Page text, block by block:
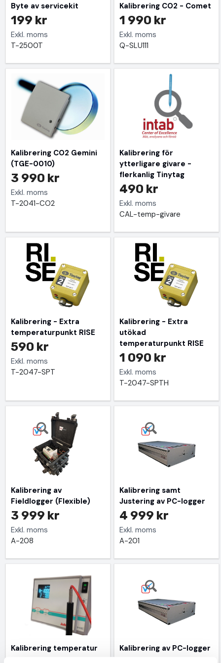
Byte av servicekit
199 kr
Exkl. moms
T-2500T
Kalibrering CO2 - Comet
1 990 kr
Exkl. moms
Q-SLU111
Kalibrering CO2 Gemini
(TGE-0010)
3 990 kr
Exkl. moms
T-2041-CO2
Kalibrering för
ytterligare givare -
flerkanlig Tinytag
490 kr
Exkl. moms
CAL-temp-givare
Kalibrering - Extra
temperaturpunkt RISE
590 kr
Exkl. moms
T-2047-SPT
Kalibrering - Extra
utökad
temperaturpunkt RISE
1 090 kr
Exkl. moms
T-2047-SPTH
Kalibrering av
Fieldlogger (Flexible)
3 999 kr
Exkl. moms
A-208
Kalibrering samt
Justering av PC-logger
4 999 kr
Exkl. moms
A-201
Kalibrering temperatur Kalibrering av PC-logger